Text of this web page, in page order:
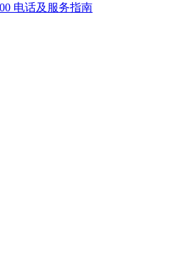
电话及服务指南